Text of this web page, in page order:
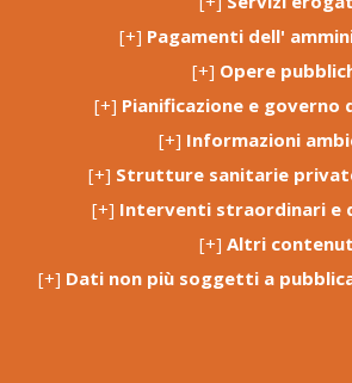
[+] Pagamenti dell'
[+] Opere
[+] Pianificazione e
[+] Informazioni
[+] Strutture sanitarie
[+] Interventi straordinari e
[+] Altri
[+] Dati non più soggetti a